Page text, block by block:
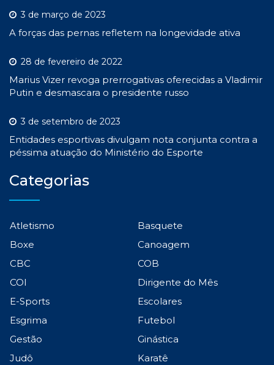
3 de março de 2023
A forças das pernas refletem na longevidade ativa
28 de fevereiro de 2022
Marius Vizer revoga prerrogativas oferecidas a Vladimir
Putin e desmascara o presidente russo
3 de setembro de 2023
Entidades esportivas divulgam nota conjunta contra a
péssima atuação do Ministério do Esporte
Categorias
Atletismo
Basquete
Boxe
Canoagem
CBC
COB
COI
Dirigente do Mês
E-Sports
Escolares
Esgrima
Futebol
Gestão
Ginástica
Judô
Karatê